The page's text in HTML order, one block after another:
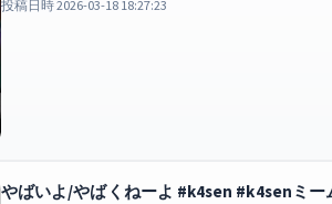
投稿日時 2026-03-18 18:27:23
やばいよ/やばくねーよ #k4sen #k4senミー